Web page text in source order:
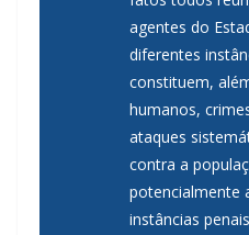
agentes do
diferentes
constituem,
humanos,
ataques
contra a
potencialmente
instâncias